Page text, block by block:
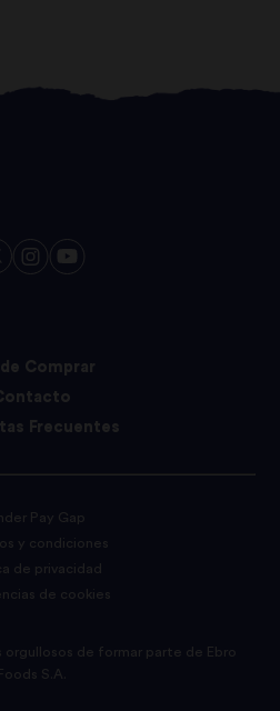
Comprar
Frecuentes
Pay Gap
y condiciones
de privacidad
de cookies
de formar parte de Ebro
Foods S.A.